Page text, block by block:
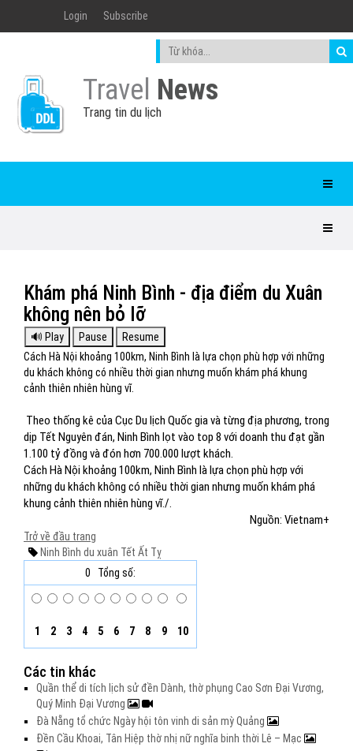
Login Subscribe
Travel News
Trang tin du lịch
Khám phá Ninh Bình - địa điểm du Xuân
không nên bỏ lỡ
Cách Hà Nội khoảng 100km, Ninh Bình là lựa chọn phù hợp với những
du khách không có nhiều thời gian nhưng muốn khám phá khung
cảnh thiên nhiên hùng vĩ.
Theo thống kê của Cục Du lịch Quốc gia và từng địa phương, trong
dịp Tết Nguyên đán, Ninh Bình lọt vào top 8 với doanh thu đạt gần
1.100 tỷ đồng và đón hơn 700.000 lượt khách.
Cách Hà Nội khoảng 100km, Ninh Bình là lựa chọn phù hợp với
những du khách không có nhiều thời gian nhưng muốn khám phá
khung cảnh thiên nhiên hùng vĩ./.
Nguồn: Vietnam+
Trở về đầu trang
Ninh Bình du xuân Tết Ất Tỵ
0
Tổng số:
1 2 3 4 5 6 7 8 9 10
Các tin khác
Quần thể di tích lịch sử đền Dành, thờ phụng Cao Sơn Đại Vương,
Quý Minh Đại Vương
Đà Nẵng tổ chức Ngày hội tôn vinh di sản mỳ Quảng
Đền Cầu Khoai, Tân Hiệp thờ nhị nữ nghĩa binh thời Lê – Mạc